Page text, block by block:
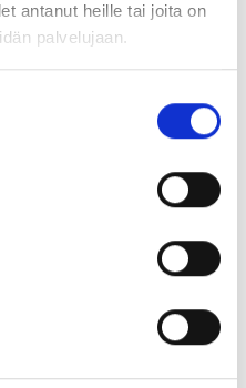
antanut heille tai joita on
palvelujaan.
oppilaat ja
erilaisia
ja